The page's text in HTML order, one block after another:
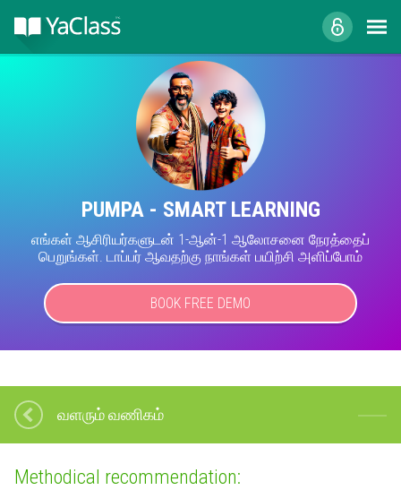
PUMPA - SMART LEARNING
எங்கள் ஆசிரியர்களுடன் 1-ஆன்-1 ஆலோசனை நேரத்தைப்
பெறுங்கள். டாப்பர் ஆவதற்கு நாங்கள் பயிற்சி அளிப்போம்
BOOK FREE DEMO
வளரும் வணிகம்
Methodical recommendation: